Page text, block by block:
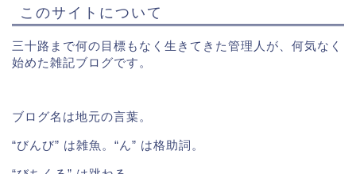
このサイトについて
三十路まで何の目標もなく生きてきた管理人が、何気なく
始めた雑記ブログです。
ブログ名は地元の言葉。
“びんび” は雑魚。“ん” は格助詞。